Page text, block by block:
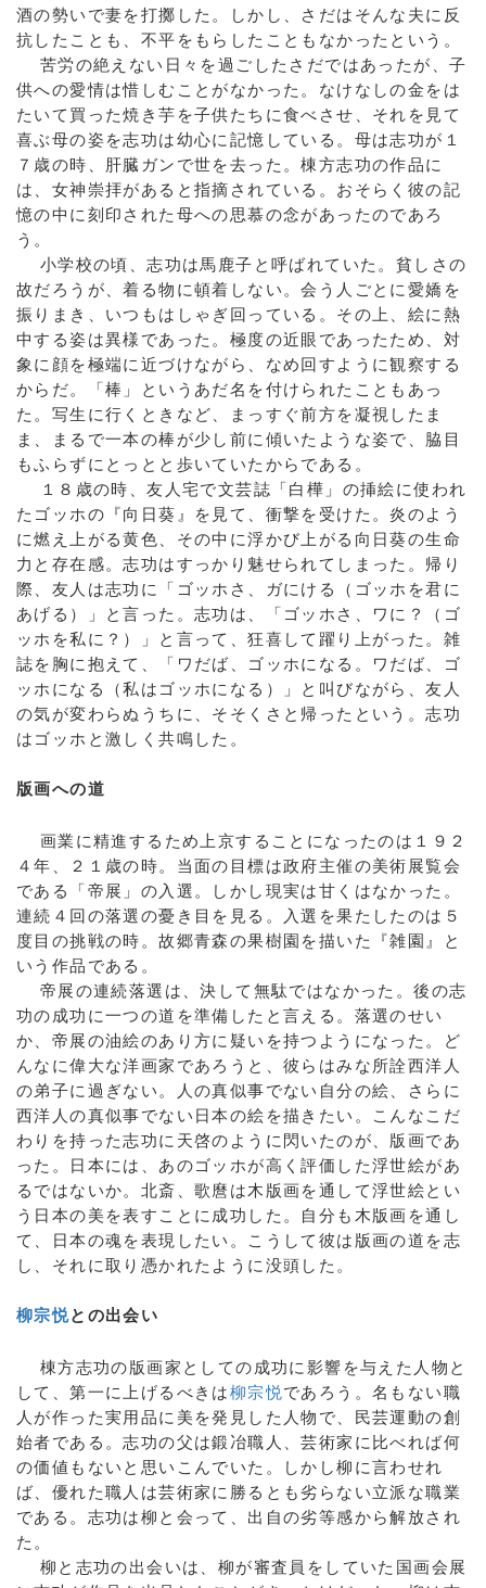
酒の勢いで妻を打擲した。しかし、さだはそんな夫に反
抗したことも、不平をもらしたこともなかったという。
苦労の絶えない日々を過ごしたさだではあったが、子
供への愛情は惜しむことがなかった。なけなしの金をは
たいて買った焼き芋を子供たちに食べさせ、それを見て
喜ぶ母の姿を志功は幼心に記憶している。母は志功が１
７歳の時、肝臓ガンで世を去った。棟方志功の作品に
は、女神崇拝があると指摘されている。おそらく彼の記
憶の中に刻印された母への思慕の念があったのであろ
う。
小学校の頃、志功は馬鹿子と呼ばれていた。貧しさの
故だろうが、着る物に頓着しない。会う人ごとに愛嬌を
振りまき、いつもはしゃぎ回っている。その上、絵に熱
中する姿は異様であった。極度の近眼であったため、対
象に顔を極端に近づけながら、なめ回すように観察する
からだ。「棒」というあだ名を付けられたこともあっ
た。写生に行くときなど、まっすぐ前方を凝視したま
ま、まるで一本の棒が少し前に傾いたような姿で、脇目
もふらずにとっとと歩いていたからである。
１８歳の時、友人宅で文芸誌「白樺」の挿絵に使われ
たゴッホの『向日葵』を見て、衝撃を受けた。炎のよう
に燃え上がる黄色、その中に浮かび上がる向日葵の生命
力と存在感。志功はすっかり魅せられてしまった。帰り
際、友人は志功に「ゴッホさ、ガにける（ゴッホを君に
あげる）」と言った。志功は、「ゴッホさ、ワに？（ゴ
ッホを私に？）」と言って、狂喜して躍り上がった。雑
誌を胸に抱えて、「ワだば、ゴッホになる。ワだば、ゴ
ッホになる（私はゴッホになる）」と叫びながら、友人
の気が変わらぬうちに、そそくさと帰ったという。志功
はゴッホと激しく共鳴した。
版画への道
画業に精進するため上京することになったのは１９２
４年、２１歳の時。当面の目標は政府主催の美術展覧会
である「帝展」の入選。しかし現実は甘くはなかった。
連続４回の落選の憂き目を見る。入選を果たしたのは５
度目の挑戦の時。故郷青森の果樹園を描いた『雑園』と
いう作品である。
帝展の連続落選は、決して無駄ではなかった。後の志
功の成功に一つの道を準備したと言える。落選のせい
か、帝展の油絵のあり方に疑いを持つようになった。ど
んなに偉大な洋画家であろうと、彼らはみな所詮西洋人
の弟子に過ぎない。人の真似事でない自分の絵、さらに
西洋人の真似事でない日本の絵を描きたい。こんなこだ
わりを持った志功に天啓のように閃いたのが、版画であ
った。日本には、あのゴッホが高く評価した浮世絵があ
るではないか。北斎、歌麿は木版画を通して浮世絵とい
う日本の美を表すことに成功した。自分も木版画を通し
て、日本の魂を表現したい。こうして彼は版画の道を志
し、それに取り憑かれたように没頭した。
柳宗悦との出会い
棟方志功の版画家としての成功に影響を与えた人物と
して、第一に上げるべきは柳宗悦であろう。名もない職
人が作った実用品に美を発見した人物で、民芸運動の創
始者である。志功の父は鍛冶職人、芸術家に比べれば何
の価値もないと思いこんでいた。しかし柳に言わせれ
ば、優れた職人は芸術家に勝るとも劣らない立派な職業
である。志功は柳と会って、出自の劣等感から解放され
た。
柳と志功の出会いは、柳が審査員をしていた国画会展